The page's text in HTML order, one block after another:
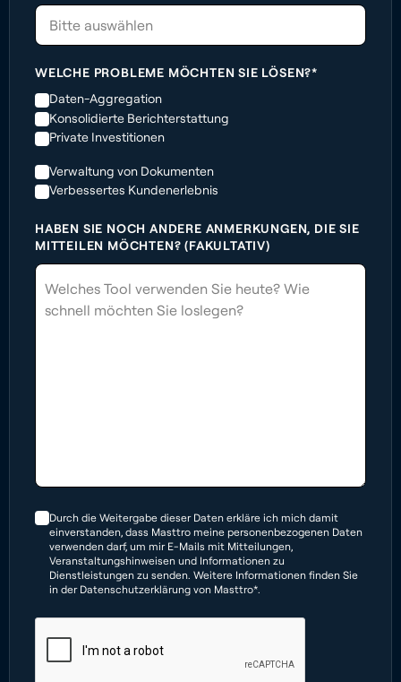
Bitte auswählen
WELCHE PROBLEME MÖCHTEN SIE LÖSEN?*
Daten-Aggregation
Konsolidierte Berichterstattung
Private Investitionen
Verwaltung von Dokumenten
Verbessertes Kundenerlebnis
HABEN SIE NOCH ANDERE ANMERKUNGEN, DIE SIE
MITTEILEN MÖCHTEN? (FAKULTATIV)
Durch die Weitergabe dieser Daten erkläre ich mich damit
einverstanden, dass Masttro meine personenbezogenen Daten
verwenden darf, um mir E-Mails mit Mitteilungen,
Veranstaltungshinweisen und Informationen zu
Dienstleistungen zu senden. Weitere Informationen finden Sie
in der Datenschutzerklärung von Masttro*.